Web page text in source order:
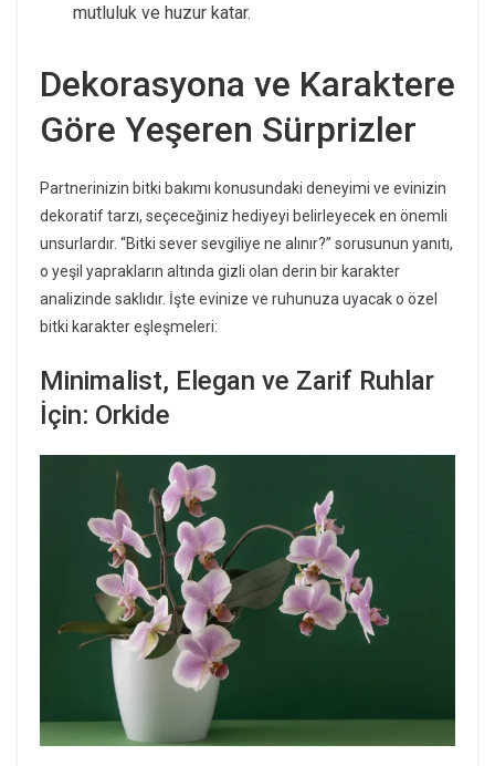
mutluluk ve huzur katar.
Dekorasyona ve Karaktere
Göre Yeşeren Sürprizler
Partnerinizin bitki bakımı konusundaki deneyimi ve evinizin
dekoratif tarzı, seçeceğiniz hediyeyi belirleyecek en önemli
unsurlardır. “Bitki sever sevgiliye ne alınır?” sorusunun yanıtı,
o yeşil yaprakların altında gizli olan derin bir karakter
analizinde saklıdır. İşte evinize ve ruhunuza uyacak o özel
bitki karakter eşleşmeleri:
Minimalist, Elegan ve Zarif Ruhlar
İçin: Orkide